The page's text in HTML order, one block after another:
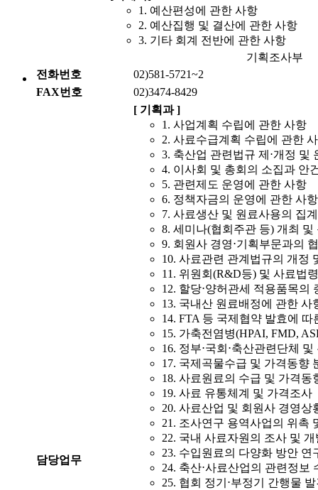
1. 예산편성에 관한 사항
2. 예산집행 및 결산에 관한 사항
3. 기타 회계 전반에 관한 사항
기획조사부
전화번호
02)581-5721~2
FAX번호
02)3474-8429
담당업무
[ 기획과 ]
1. 사업계획 수립에 관한 사항
2. 사료수급계획 수립에 관한
3. 축산업 관련법규 제⋅개정 및
4. 이사회 및 총회의 소집과 안
5. 관련제도 운영에 관한 사항
6. 정책자금의 운영에 관한 사항
7. 사료생산 및 원료사용의 집
8. 세미나(협회주관 등) 개최
9. 회원사 경영⋅기획부문과의
10. 사료관련 관계법규의 개정
11. 위원회(R&D등) 및 사료법
12. 할당⋅양허관세 적용품목의
13. 국내산 원료배정에 관한 사
14. FTA 등 국제협약 발효에
15. 가축전염병(HPAI, FMD,
16. 정부⋅국회⋅축산관련단체
17. 국제곡물수급 및 가격동향
18. 사료원료의 수급 및 가격동
19. 사료 유통체계 및 가격조사
20. 사료산업 및 회원사 경영상
21. 조사연구 용역사업의 위촉
22. 국내 사료자원의 조사 및
23. 수입원료의 다양화 방안 연
24. 축산⋅사료산업의 관련정보
25. 협회 정기⋅부정기 간행물